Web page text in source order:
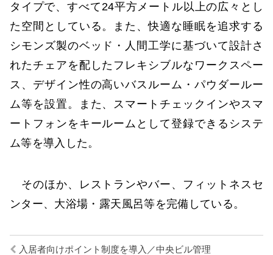
タイプで、すべて24平方メートル以上の広々とし
た空間としている。また、快適な睡眠を追求する
シモンズ製のベッド・人間工学に基づいて設計さ
れたチェアを配したフレキシブルなワークスペー
ス、デザイン性の高いバスルーム・パウダールー
ム等を設置。また、スマートチェックインやスマ
ートフォンをキールームとして登録できるシステ
ム等を導入した。
そのほか、レストランやバー、フィットネスセ
ンター、大浴場・露天風呂等を完備している。
入居者向けポイント制度を導入／中央ビル管理